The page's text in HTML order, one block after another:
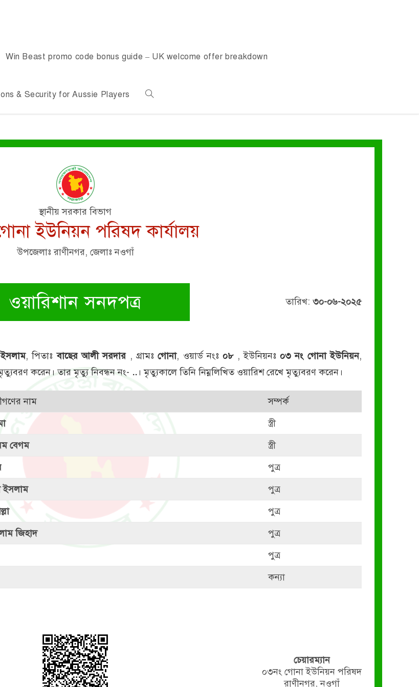
Win Beast promo code bonus guide – UK welcome offer breakdown
& Security for Aussie Players
স্থানীয় সরকার বিভাগ
ইউনিয়ন পরিষদ কার্যালয়
উপজেলাঃ রাণীনগর, জেলাঃ নওগাঁ
ওয়ারিশান সনদপত্র তারিখ: ৩০-০৬-২০২৫
, পিতাঃবাছের আলী সরদার, গ্রামঃগোনা, ওয়ার্ড নংঃ০৮ , ইউনিয়নঃ০৩ নং গোনা ইউনিয়ন,
করেন। তার মৃত্যু নিবন্ধন নং- .. । মৃত্যুকালে তিনি নিম্নলিখিত ওয়ারিশ রেখে মৃত্যুবরণ করেন।
নাম
সম্পর্ক
স্ত্রী
বেগম
স্ত্রী
পুত্র
পুত্র
পুত্র
জিহাদ
পুত্র
পুত্র
কন্যা
চেয়ারম্যান
০৩নং গোনা ইউনিয়ন পরিষদ
রাণীনগর, নওগাঁ